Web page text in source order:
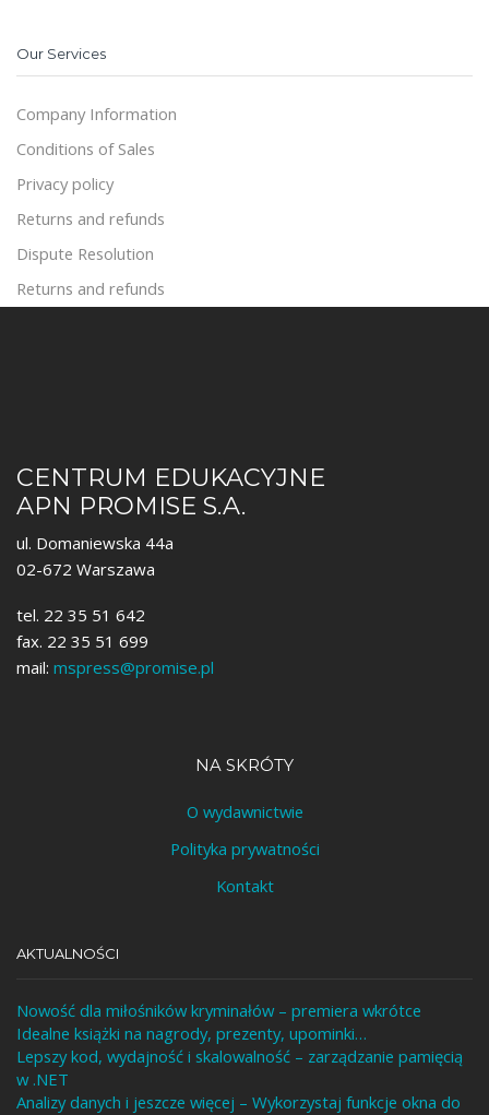
Our Services
Company Information
Conditions of Sales
Privacy policy
Returns and refunds
Dispute Resolution
Returns and refunds
CENTRUM EDUKACYJNE
APN PROMISE S.A.
ul. Domaniewska 44a
02-672 Warszawa
tel. 22 35 51 642
fax. 22 35 51 699
mail: mspress@promise.pl
NA SKRÓTY
O wydawnictwie
Polityka prywatności
Kontakt
AKTUALNOŚCI
Nowość dla miłośników kryminałów – premiera wkrótce
Idealne książki na nagrody, prezenty, upominki…
Lepszy kod, wydajność i skalowalność – zarządzanie pamięcią
w .NET
Analizy danych i jeszcze więcej – Wykorzystaj funkcje okna do